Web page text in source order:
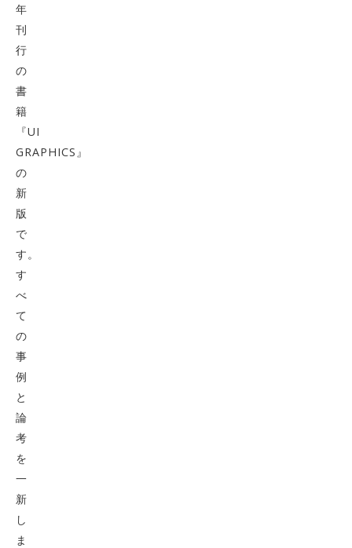
年
刊
行
の
書
籍
『UI
GRAPHICS』
の
新
版
で
す。
す
べ
て
の
事
例
と
論
考
を
一
新
し
ま